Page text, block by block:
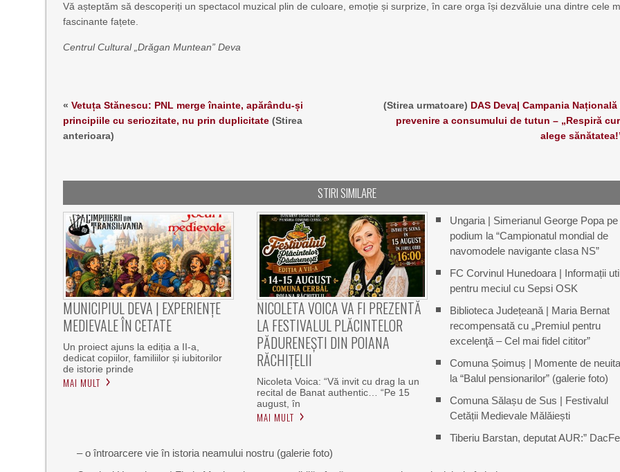
Vă așteptăm să descoperiți un spectacol muzical plin de culoare, emoție și surprize, în care orga își dezvăluie una dintre cele
fascinante fațete.
Centrul Cultural „Drăgan Muntean” Deva
«Vetuța Stănescu: PNL merge înainte, apărându-și
principiile cu seriozitate, nu prin duplicitate (Stirea
anterioara)
(Stirea urmatoare) DAS Deva| Campania Națională
prevenire a consumului de tutun – „Respiră
alege
STIRI SIMILARE
MUNICIPIUL DEVA | EXPERIENȚE
MEDIEVALE ÎN CETATE
Un proiect ajuns la ediția a II-a,
dedicat copiilor, familiilor și iubitorilor
de istorie prinde
MAI MULT
NICOLETA VOICA VA FI PREZENTĂ
LA FESTIVALUL PLĂCINTELOR
PĂDURENEȘTI DIN POIANA
RĂCHIȚELII
Nicoleta Voica: “Vă invit cu drag la un
recital de Banat authentic… “Pe 15
august, în
MAI MULT
Ungaria | Simerianul George Popa pe
podium la “Campionatul mondial de
navomodele navigante clasa NS”
FC Corvinul Hunedoara | Informații
pentru meciul cu Sepsi OSK
Biblioteca Județeană | Maria Bernat
recompensată cu „Premiul pentru
excelenţă – Cel mai fidel cititor”
Comuna Șoimuș | Momente de
la “Balul pensionarilor” (galerie foto)
Comuna Sălașu de Sus | Festivalul
Cetății Medievale Mălăiești
Tiberiu Barstan, deputat AUR:”
– o întroarcere vie în istoria neamului nostru (galerie foto)